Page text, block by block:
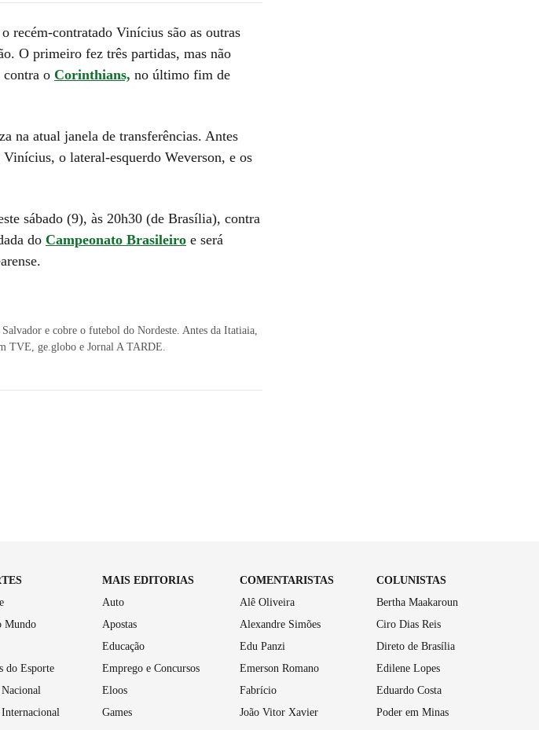
recém-contratado Vinícius são as outras
O primeiro fez três partidas, mas não
contra o Corinthians, no último fim de
na atual janela de transferências. Antes
o lateral-esquerdo Weverson, e os
sábado (9), às 20h30 (de Brasília), contra
do Campeonato Brasileiro e será
e cobre o futebol do Nordeste. Antes da Itatiaia,
TVE, ge.globo e Jornal A TARDE.
Mundo
do Esporte
MAIS EDITORIAS
Auto
Apostas
Educação
Emprego e Concursos
Eloos
Games
COMENTARISTAS
Alê Oliveira
Alexandre Simões
Edu Panzi
Emerson Romano
Fabrício
João Vitor Xavier
COLUNISTAS
Bertha Maakaroun
Ciro Dias Reis
Direto de Brasília
Edilene Lopes
Eduardo Costa
Poder em Minas